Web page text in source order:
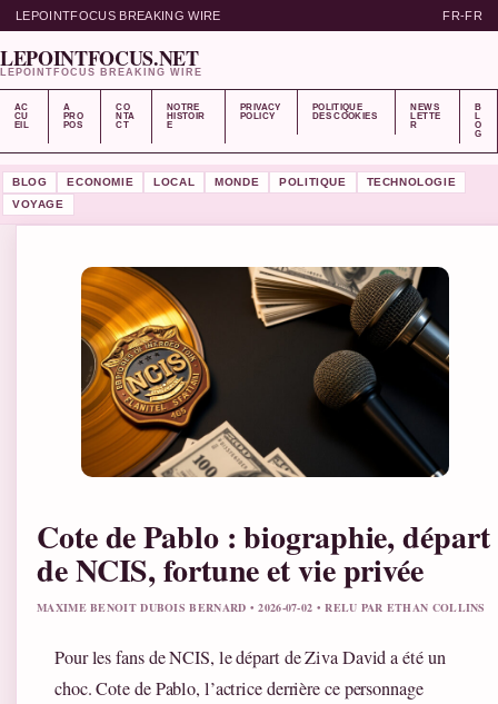
LEPOINTFOCUS BREAKING WIRE FR-FR
LEPOINTFOCUS.NET
LEPOINTFOCUS BREAKING WIRE
AC
CU
EIL
A
PRO
POS
CO
NTA
CT
NOTRE
HISTOIR
E
PRIVACY
POLICY
POLITIQUE
DES COOKIES
NEWS
LETTE
R
B
L
O
G
BLOG ECONOMIE LOCAL MONDE POLITIQUE
TECHNOLOGIE
VOYAGE
Cote de Pablo : biographie, départ
de NCIS, fortune et vie privée
MAXIME BENOIT DUBOIS BERNARD • 2026-07-02 • RELU PAR ETHAN COLLINS
Pour les fans de NCIS, le départ de Ziva David a été un
choc. Cote de Pablo, l’actrice derrière ce personnage